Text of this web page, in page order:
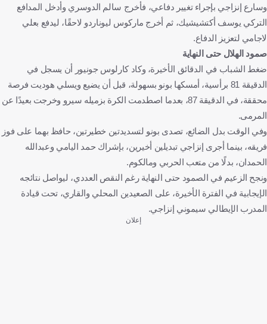
وسارع إنزاجي بإجراء تغيير دفاعي، فأخرج سالم الدوسري وأدخل المدافع
التركي يوسف أكتشيشيك، ثم أخرج ماركوس ليوناردو لاحقًا، ليدفع بعلي
لاجامي لتعزيز الدفاع.
صمود الهلال حتى النهاية
ضغط الشباب في الدقائق الأخيرة، وكاد كارلوس جونيور أن يسجل في
الدقيقة 81 برأسية، أمسكها بونو بسهولة، قبل أن يضيع ويسلي هوديت فرصة
محققة، في الدقيقة 87، بعدما اصطدمت الكرة بزميله سيرو وخرجت بعيدًا عن
المرمى.
وفي الوقت بدل الضائع، تصدى بونو لتسديدتين خطيرتين، حافظ بهما على فوز
فريقه، بينما أجرى إنزاجي تبديلين أخيرين، بإشراك حمد اليامي وعبدالله
الحمدان، بدلًا من متعب الحربي ومالكوم.
ونجح الزعيم في الصمود حتى النهاية رغم النقص العددي، ليواصل نتائجه
الإيجابية في الفترة الأخيرة، على الصعيدين المحلي والقاري، تحت قيادة
المدرب الإيطالي سيموني إنزاجي.
إعلان